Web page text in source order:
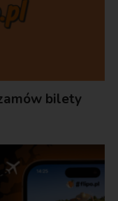
bilety